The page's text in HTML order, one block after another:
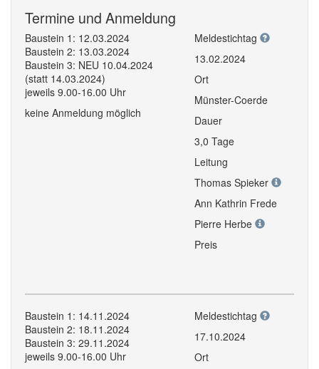
Termine und Anmeldung
Baustein 1: 12.03.2024
Baustein 2: 13.03.2024
Baustein 3: NEU 10.04.2024
(statt 14.03.2024)
jeweils 9.00-16.00 Uhr
keine Anmeldung möglich
Meldestichtag
13.02.2024
Ort
Münster-Coerde
Dauer
3,0 Tage
Leitung
Thomas Spieker
Ann Kathrin Frede
Pierre Herbe
Preis
Baustein 1: 14.11.2024
Baustein 2: 18.11.2024
Baustein 3: 29.11.2024
jeweils 9.00-16.00 Uhr
Meldestichtag
17.10.2024
Ort